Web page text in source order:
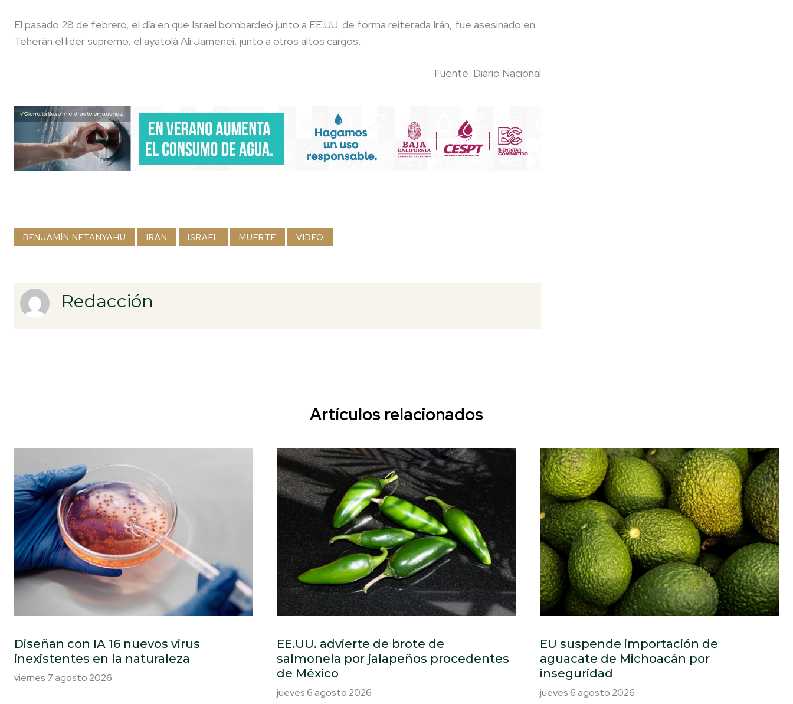
El pasado 28 de febrero, el día en que Israel bombardeó junto a EE.UU. de forma reiterada Irán, fue asesinado en
Teherán el líder supremo, el ayatolá Alí Jameneí, junto a otros altos cargos.
Fuente: Diario Nacional
BENJAMÍN NETANYAHU IRÁN ISRAEL MUERTE VIDEO
Redacción
Artículos relacionados
Diseñan con IA 16 nuevos virus
inexistentes en la naturaleza
viernes 7 agosto 2026
EE.UU. advierte de brote de
salmonela por jalapeños procedentes
de México
jueves 6 agosto 2026
EU suspende importación de
aguacate de Michoacán por
inseguridad
jueves 6 agosto 2026